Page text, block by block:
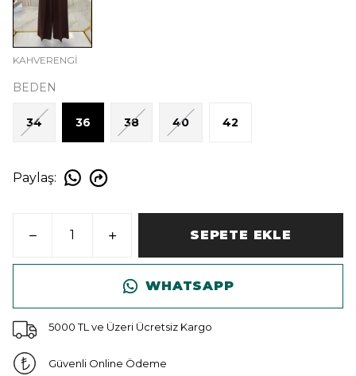
KAHVERENGİ
BEDEN
34 36 38 40 42
Paylaş:
SEPETE EKLE
WHATSAPP
5000 TL ve Üzeri Ücretsiz Kargo
Güvenli Online Ödeme